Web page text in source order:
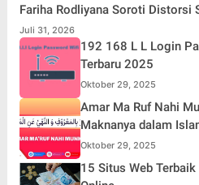
Fariha Rodliyana Soroti Distorsi
Main Hakim Sendiri
Juli 31, 2026
192 168 L L Login
Terbaru 2025
Oktober 29, 2025
Amar Ma Ruf Nahi
Maknanya dalam
Oktober 29, 2025
15 Situs Web